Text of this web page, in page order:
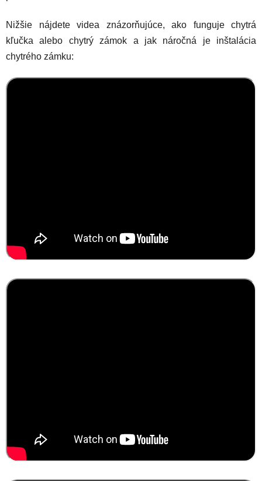
Nižšie nájdete videa znázorňujúce, ako funguje chytrá
kľučka alebo chytrý zámok a jak náročná je inštalácia
chytrého zámku: